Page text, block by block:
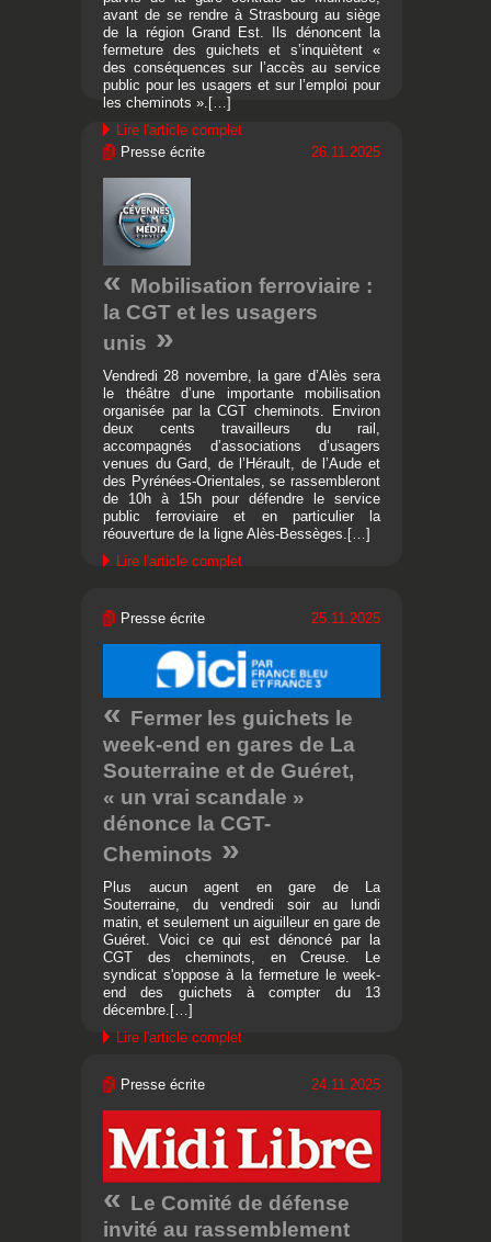
avant de se rendre à Strasbourg au siège
de la région Grand Est. Ils dénoncent la
fermeture des guichets et s’inquiètent «
des conséquences sur l’accès au service
public pour les usagers et sur l’emploi pour
les cheminots ».[…]
Lire l'article complet
Presse écrite
26.11.2025
Mobilisation ferroviaire :
la CGT et les usagers
unis
Vendredi 28 novembre, la gare d’Alès sera
le théâtre d’une importante mobilisation
organisée par la CGT cheminots. Environ
deux cents travailleurs du rail,
accompagnés d’associations d’usagers
venues du Gard, de l’Hérault, de l’Aude et
des Pyrénées-Orientales, se rassembleront
de 10h à 15h pour défendre le service
public ferroviaire et en particulier la
réouverture de la ligne Alès-Bessèges.[…]
Lire l'article complet
Presse écrite 25.11.2025
Fermer les guichets le
week-end en gares de La
Souterraine et de Guéret,
« un vrai scandale »
dénonce la CGT-
Cheminots
Plus aucun agent en gare de La
Souterraine, du vendredi soir au lundi
matin, et seulement un aiguilleur en gare de
Guéret. Voici ce qui est dénoncé par la
CGT des cheminots, en Creuse. Le
syndicat s'oppose à la fermeture le week-
end des guichets à compter du 13
décembre.[…]
Lire l'article complet
Presse écrite 24.11.2025
Le Comité de défense
invité au rassemblement